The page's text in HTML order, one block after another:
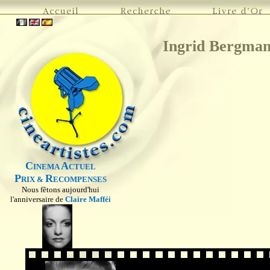
CINEMAACTUEL
PRIX & RECOMPENSES
Nous fêtons aujourd'hui
l'anniversaire de Claire Mafféi
Ingrid